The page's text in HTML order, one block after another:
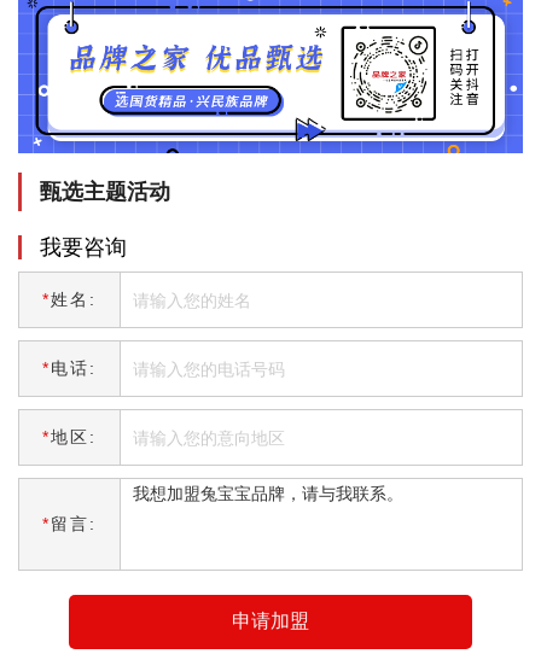
甄选主题活动
我要咨询
*姓名:
*电话:
*地区:
*留言:
申请加盟